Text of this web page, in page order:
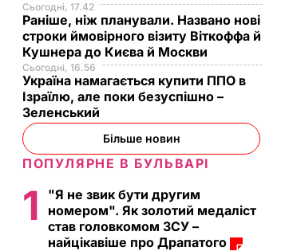
Сьогодні, 17.42
Раніше, ніж планували. Названо нові
строки ймовірного візиту Віткоффа й
Кушнера до Києва й Москви
Сьогодні, 16.56
Україна намагається купити ППО в
Ізраїлю, але поки безуспішно –
Зеленський
Більше новин
ПОПУЛЯРНЕ В БУЛЬВАРІ
1
"Я не звик бути другим
номером". Як золотий медаліст
став головкомом ЗСУ –
найцікавіше про Драпатого